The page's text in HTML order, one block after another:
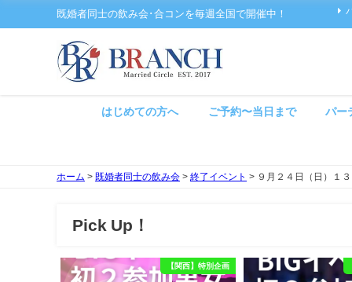
既婚者同士の飲み会･合コンを毎週全国で開催中！
はじめての方へ ご予約〜当日まで パー
ホーム > 既婚者同士の飲み会 > 終了イベント > ９月２４日（日）１
Pick Up！
【関西】特別企画